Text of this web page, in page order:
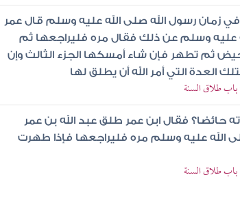
زمان رسول الله صلى الله عليه وسلم قال عمر
عليه وسلم عن ذلك فقال مره فليراجعها ثم
ثم تطهر فإن شاء أمسكها الجزء الثالث وإن
العدة التي أمر الله أن يطلق لها
طلاق السنة
حائضا؟ فقال ابن عمر طلق عبد الله بن عمر
الله عليه وسلم مره فليراجعها فإذا طهرت
طلاق السنة